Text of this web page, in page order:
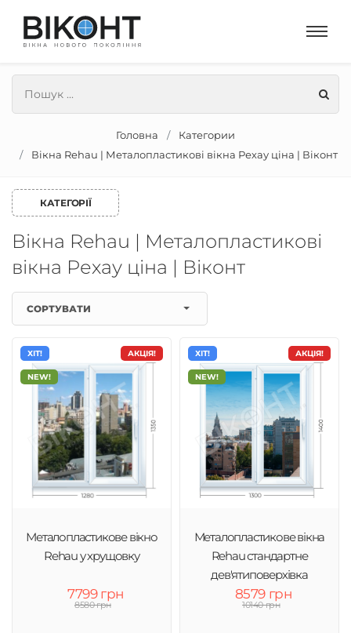
Головна
Категории
Вікна Rehau | Металопластикові вікна Рехау ціна | Віконт
КАТЕГОРІЇ
Вікна Rehau | Металопластикові
вікна Рехау ціна | Віконт
СОРТУВАТИ
АКЦІЯ!
ХІТ!
NEW!
Металопластикове вікно
Rehau у хрущовку
7799 грн
8580 грн
АКЦІЯ!
ХІТ!
NEW!
Металопластикове вікна
Rehau стандартне
дев'ятиповерхівка
8579 грн
10140 грн